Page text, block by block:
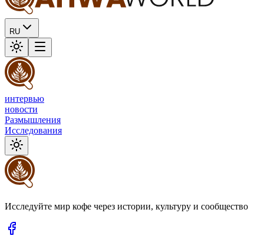
RU
интервью
новости
Размышления
Исследования
Исследуйте мир кофе через истории, культуру и сообщество